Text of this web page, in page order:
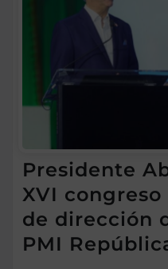
Presidente
XVI
de dirección
PMI